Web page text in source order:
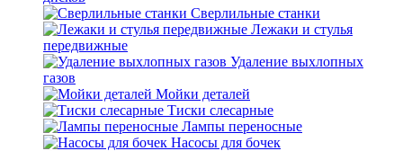
Сверлильные станки
Лежаки и стулья
передвижные
Удаление выхлопных
газов
Мойки деталей
Тиски слесарные
Лампы переносные
Насосы для бочек